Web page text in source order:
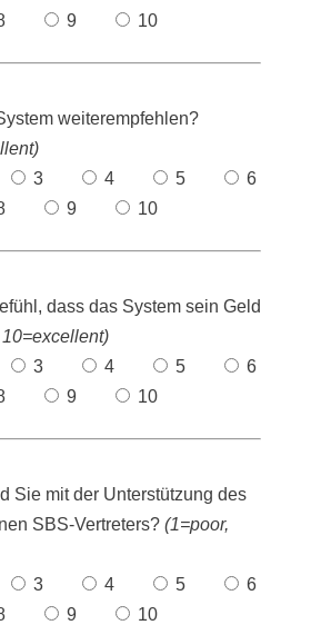
9 10
weiterempfehlen?
3 4 5
6
9 10
dass das System sein Geld
3 4 5
6
9 10
Sie mit der Unterstützung des
SBS-Vertreters? (1=poor,
3 4 5
6
9 10